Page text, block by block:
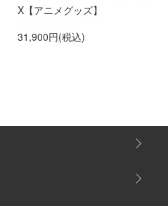
X【アニメグッズ】
31,900円(税込)